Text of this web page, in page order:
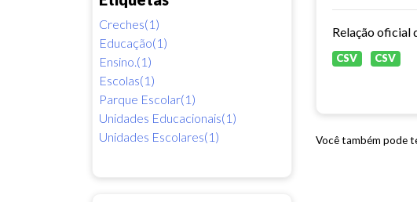
Creches(1)
Educação(1)
Ensino.(1)
Escolas(1)
Parque Escolar(1)
Unidades Educacionais(1)
Unidades Escolares(1)
Relação oficial
CSV CSV
Você também pode